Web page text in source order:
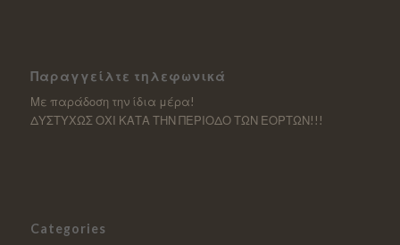
Παραγγείλτε τηλεφωνικά
Με παράδοση την ίδια μέρα!
ΔΥΣΤΥΧΩΣ ΟΧΙ ΚΑΤΑ ΤΗΝ ΠΕΡΙΟΔΟ ΤΩΝ ΕΟΡΤΩΝ!!!
Categories